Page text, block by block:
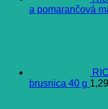
a pomarančová
brusnica 40 g 1,29